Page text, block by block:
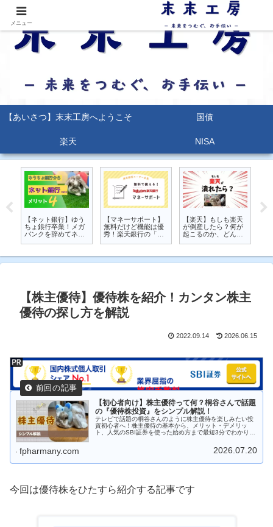
【あいさつ】末末工房へようこそ 国債
楽天 NISA
2022年版薬剤師保
険、薬剤師賠償責任
保険のまとめ【薬剤
【初心者向け】個人
向け国債はいくら買
うと良い？損しない
【国債】それ、本当
にお得？楽天エクス
テ預金より個人向け
【株主優待】優待株を紹介！カンタン株主
優待の探し方を解説
2022.09.14 2026.06.15
【初心者向け】株主優待って何？桐谷さんで話題
の『優待株投資』をシンプル解説！
テレビで話題の桐谷さんのように株主優待を楽しみたい投
資初心者へ！株主優待の基本から、メリット・デメリッ
ト、人気のSBI証券を使った始め方まで最短3分でわかりや
fpharmany.com 2026.07.20
今回は優待株をひたすら紹介する記事です
メニュー